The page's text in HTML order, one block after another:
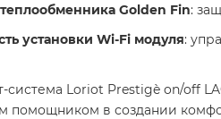
Golden Fin:
установки Wi-Fi модуля:
система Loriot Prestigè on/off
помощником в создании